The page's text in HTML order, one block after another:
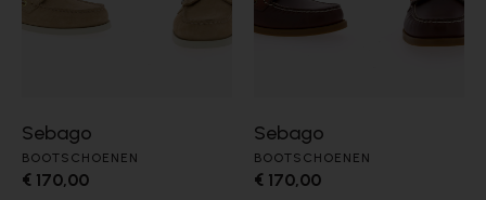
Sebago
BOOTSCHOENEN
€ 170,00
Sebago
BOOTSCHOENEN
€ 170,00